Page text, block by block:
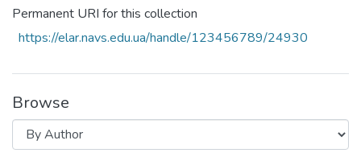
Permanent URI for this collection
https://elar.navs.edu.ua/handle/123456789/24930
Browse